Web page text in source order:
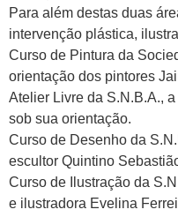
Para além destas duas
intervenção plástica,
Curso de Pintura da
orientação dos pintores
Atelier Livre da S.N.B.A.,
sob sua orientação.
Curso de Desenho da
escultor Quintino
Curso de Ilustração da
e ilustradora Evelina